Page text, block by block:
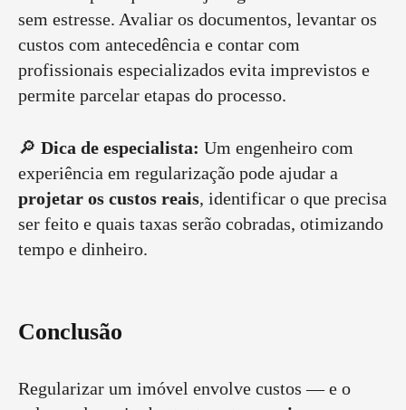
sem estresse. Avaliar os documentos, levantar os
custos com antecedência e contar com
profissionais especializados evita imprevistos e
permite parcelar etapas do processo.
🔎 Dica de especialista: Um engenheiro com
experiência em regularização pode ajudar a
projetar os custos reais, identificar o que precisa
ser feito e quais taxas serão cobradas, otimizando
tempo e dinheiro.
Conclusão
Regularizar um imóvel envolve custos — e o